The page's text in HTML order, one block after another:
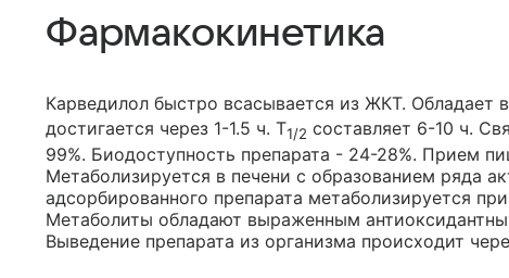
Фармакокинетика
Карведилол быстро всасывается из ЖКТ. Обладает
достигается через 1-1.5 ч. T1/2 составляет 6-10 ч.
99%. Биодоступность препарата - 24-28%. Прием
Метаболизируется в печени с образованием ряда
адсорбированного препарата метаболизируется
Метаболиты обладают выраженным
Выведение препарата из организма происходит